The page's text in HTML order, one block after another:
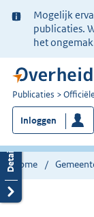
Ter
informatie:
Mogelijk
publicaties.
het
U
bent
nu
hier:
Publicaties
Inloggen
Home